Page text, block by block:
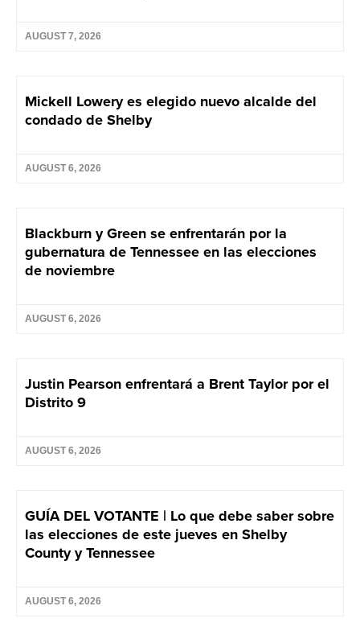
AUGUST 7, 2026
Mickell Lowery es elegido nuevo alcalde del
condado de Shelby
AUGUST 6, 2026
Blackburn y Green se enfrentarán por la
gubernatura de Tennessee en las elecciones
de noviembre
AUGUST 6, 2026
Justin Pearson enfrentará a Brent Taylor por el
Distrito 9
AUGUST 6, 2026
GUÍA DEL VOTANTE | Lo que debe saber sobre
las elecciones de este jueves en Shelby
County y Tennessee
AUGUST 6, 2026